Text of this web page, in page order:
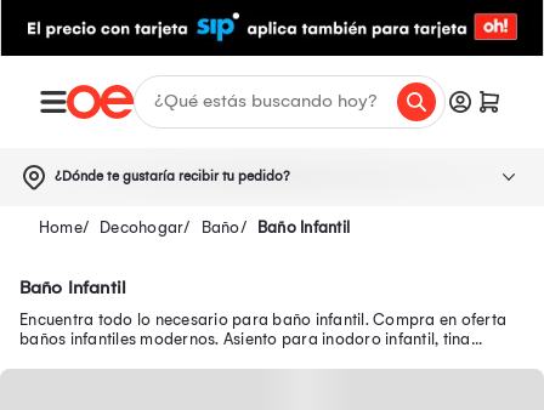
¿Dónde te gustaría recibir tu pedido?
Decohogar Baño Baño Infantil
Baño Infantil
Encuentra todo lo necesario para baño infantil. Compra en oferta
baños infantiles modernos. Asiento para inodoro infantil, tina